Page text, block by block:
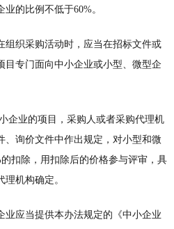
的比例不低于60%。
织采购活动时，应当在招标文件或
目专门面向中小企业或小型、微型企
业的项目，采购人或者采购代理机
、询价文件中作出规定，对小型和微
扣除，用扣除后的价格参与评审，具
机构确定。
应当提供本办法规定的《中小企业